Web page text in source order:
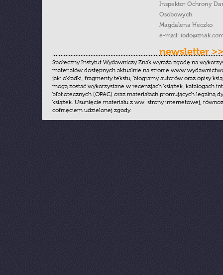
Inspektor Ochrony
Osobowych
Magdalena Heczko
e-mail:
newsletter >>
Społeczny Instytut Wydawniczy Znak wyraża zgodę na
materiałów dostępnych aktualnie na stronie
jak: okładki, fragmenty tekstu, biogramy autorów oraz opisy
mogą zostać wykorzystane w recenzjach książek, katalogach
bibliotecznych (OPAC) oraz materiałach promujących legalną
książek. Usunięcie materiału z ww. strony internetowej,
cofnięciem udzielonej zgody.